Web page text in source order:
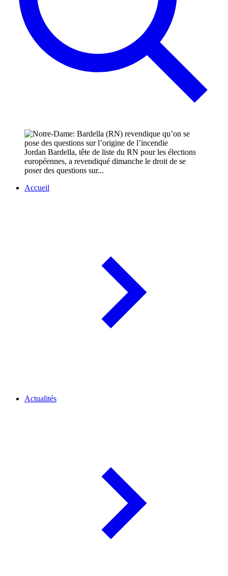
Jordan Bardella, tête de liste du RN pour les élections
européennes, a revendiqué dimanche le droit de se
poser des questions sur...
Accueil
Actualités